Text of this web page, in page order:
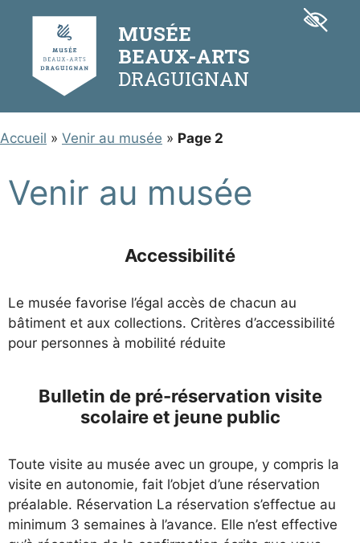
MUSÉE
BEAUX-ARTS
Accueil » Venir au musée » Page 2
Venir au musée
Accessibilité
Le musée favorise l’égal accès de chacun au
bâtiment et aux collections. Critères d’accessibilité
pour personnes à mobilité réduite
Bulletin de pré-réservation visite
scolaire et jeune public
Toute visite au musée avec un groupe, y compris la
visite en autonomie, fait l’objet d’une réservation
préalable. Réservation La réservation s’effectue au
minimum 3 semaines à l’avance. Elle n’est effective